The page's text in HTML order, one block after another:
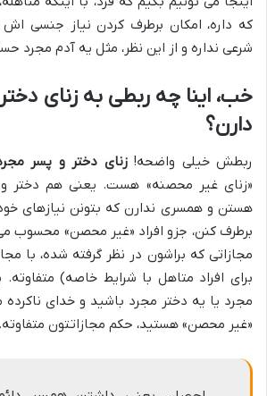
که داره، امکان برطرف کردن نیاز جنسی
شرعی نداره و از این نظر، مثل یه آدم مجرد
خب، اینا چه ربطی به زنای
دارن؟
ربطش خیلی واضحه!زنای دختر و پسر
«زنای غیر محصنه» هست. یعنی هم دختر
هستن و همسری ندارن که بتونن نیازهای
برطرف کنن، جزو افراد «غیر محصن» محسوب
مجازاتی که براشون در نظر گرفته شده، با
برای افراد متاهل با شرایط خاصه)
مجرد یا یه دختر مجرد باشید و خدای
«غیر محصن» هستید، حکم مجازاتتون متفاوته.